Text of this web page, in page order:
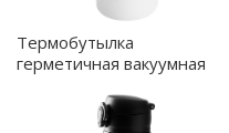
Термобутылка
герметичная вакуумная
- 5050.02.01